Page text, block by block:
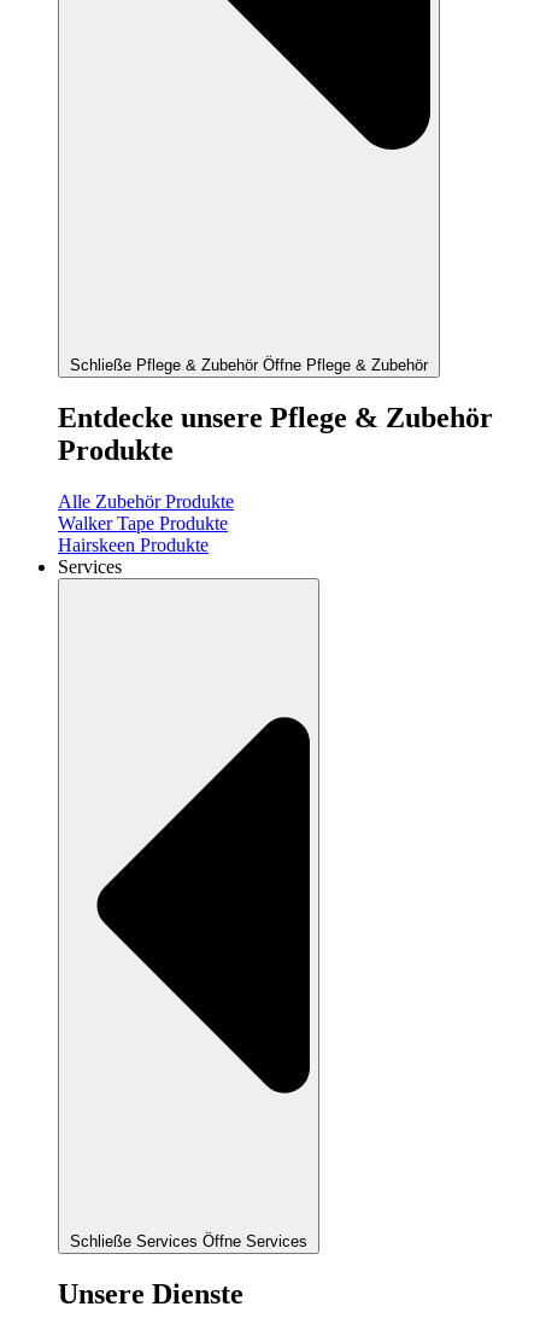
Schließe Pflege & Zubehör Öffne Pflege & Zubehör
Entdecke unsere Pflege & Zubehör
Produkte
Alle Zubehör Produkte
Walker Tape Produkte
Hairskeen Produkte
Services
Schließe Services Öffne Services
Unsere Dienste